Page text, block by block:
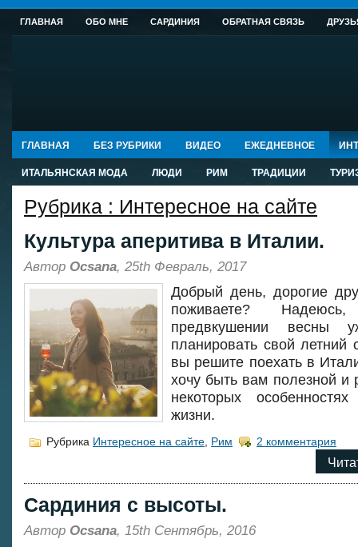
ГЛАВНАЯ ОБО МНЕ САРДИНИЯ ОБРАТНАЯ СВЯЗЬ
ГЛАВНАЯ БЕЗ РУБРИКИ ВИДЕО ЕЖЕДНЕВНОЕ
ИТАЛЬЯНСКАЯ МОДА
ЛЮДИ РИМ ТРАДИЦИИ
Рубрика : Интересное на сайте
Культура аперитива в Италии.
Автор Ocsana, 25th Февраль, 2017
Добрый день, дорогие
поживаете?
предвкушении весны
планировать свой летний
вы решите поехать в
хочу быть вам полезной и
некоторых особенностях
жизни.
Рубрика Интересное на сайте Рим 2 комментария
Сардиния с высоты.
Автор Ocsana, 15th Сентябрь, 2016